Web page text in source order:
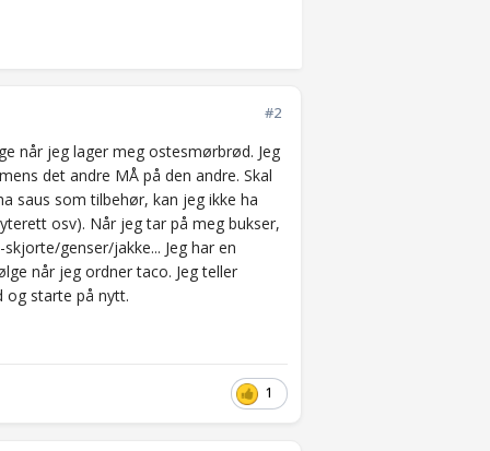
#2
når jeg lager meg ostesmørbrød. Jeg
det andre MÅ på den andre. Skal
saus som tilbehør, kan jeg ikke ha
osv). Når jeg tar på meg bukser,
genser/jakke... Jeg har en
når jeg ordner taco. Jeg teller
og starte på nytt.
1